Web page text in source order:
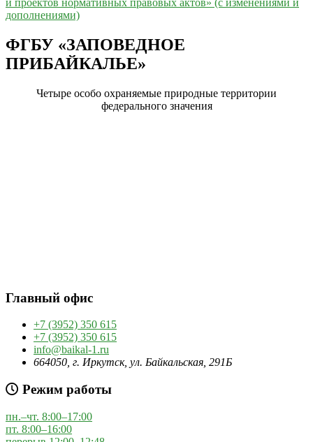
и проектов нормативных правовых актов» (с изменениями и
дополнениями)
ФГБУ «ЗАПОВЕДНОЕ
ПРИБАЙКАЛЬЕ»
Четыре особо охраняемые природные территории
федерального значения
Главный офис
+7 (3952) 350 615
+7 (3952) 350 615
info@baikal-1.ru
664050, г. Иркутск, ул. Байкальская, 291Б
Режим работы
пн.–чт. 8:00–17:00
пт. 8:00–16:00